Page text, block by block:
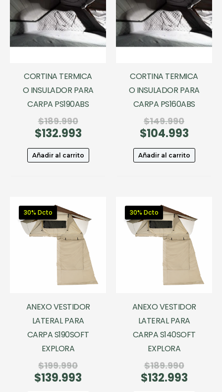
CORTINA TERMICA
O INSULADOR PARA
CARPA PS190ABS
$189.990El
precio
era:
$189.990.
$132.993El
actual
es:
Añadir al carrito
CORTINA TERMICA
O INSULADOR PARA
CARPA PS160ABS
$149.990El
precio
era:
$104.993El
actual
es:
Añadir al carrito
30% Dcto
ANEXO VESTIDOR
LATERAL PARA
CARPA S190SOFT
EXPLORA
$199.990El
precio
$139.993
30% Dcto
ANEXO VESTIDOR
LATERAL PARA
CARPA S140SOFT
EXPLORA
$189.990El
precio
$132.993El